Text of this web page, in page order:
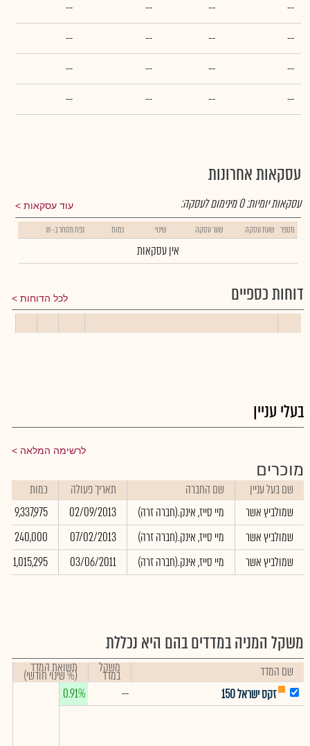
--
--
--
--
--
--
--
--
--
--
--
--
--
--
--
--
עסקאות אחרונות
עוד עסקאות עסקאות יומיות:0מינימום לעסקה:
מספר שעת עסקה שער עסקה שינוי כמות נפח מסחר ב- ₪
אין עסקאות
דוחות כספיים לכל הדוחות
בעלי עניין
לרשימה המלאה
מוכרים
שם בעל עניין שם החברה תאריך פעולה
כמות
שמולביץ אשר
מיי סייז, אינק.(חברה זרה) 02/09/2013
9,337,975
שמולביץ אשר
מיי סייז, אינק.(חברה זרה) 07/02/2013
240,000
שמולביץ אשר
מיי סייז, אינק.(חברה זרה) 03/06/2011
1,015,295
משקל המניה במדדים בהם היא נכללת
שם המדד משקל
במדד תשואת המדד
(% שינוי חודשי)
זקס ישראל 150
--
0.91%